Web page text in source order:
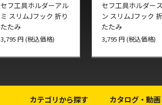
セフ工具ホルダーアル
ミ スリムJフック 折り
たたみ
3,795 円 (税込価格)
セフ工具ホルダー
ン スリムJフック
たたみ
3,795 円 (税込価格)
カテゴリから探す カタログ・動画